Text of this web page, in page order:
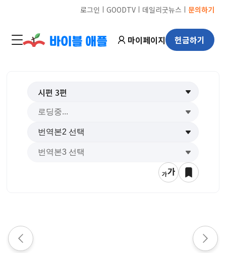
로그인 ㅣ GOODTVㅣ 데일리굿뉴스 ㅣ 문의하기
마이페이지 헌금하기
시편 3편